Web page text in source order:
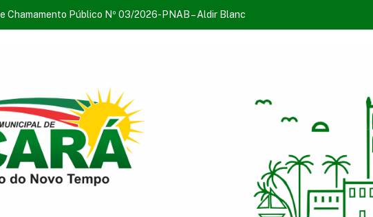
Chamamento Público Nº 03/2026-PNAB – Aldir Blanc